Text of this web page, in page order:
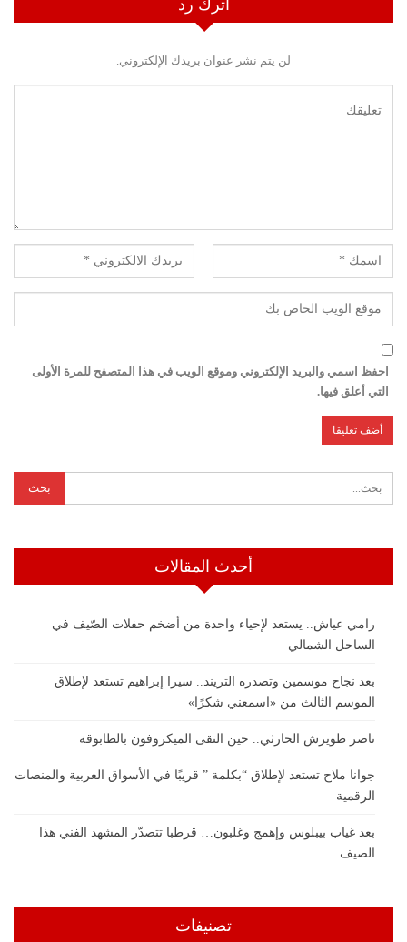
اترك رد
لن يتم نشر عنوان بريدك الإلكتروني.
احفظ اسمي والبريد الإلكتروني وموقع الويب في هذا المتصفح للمرة الأولى
التي أعلق فيها.
أحدث المقالات
رامي عياش.. يستعد لإحياء واحدة من أضخم حفلات الصّيف في
الساحل الشمالي
بعد نجاح موسمين وتصدره التريند.. سيرا إبراهيم تستعد لإطلاق
الموسم الثالث من «اسمعني شكرًا»
ناصر طويرش الحارثي.. حين التقى الميكروفون بالطابوقة
جوانا ملاح تستعد لإطلاق “بكلمة ” قريبًا في الأسواق العربية والمنصات
الرقمية
بعد غياب بيبلوس وإهمج وغلبون… قرطبا تتصدّر المشهد الفني هذا
الصيف
تصنيفات